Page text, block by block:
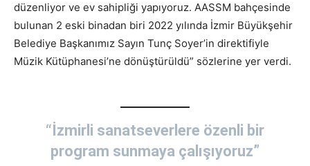
düzenliyor ve ev sahipliği yapıyoruz. AASSM bahçesinde
bulunan 2 eski binadan biri 2022 yılında İzmir Büyükşehir
Belediye Başkanımız Sayın Tunç Soyer’in direktifiyle
Müzik Kütüphanesi’ne dönüştürüldü” sözlerine yer verdi.
“İzmirli sanatseverlere özenli bir
program sunmaya çalışıyoruz”